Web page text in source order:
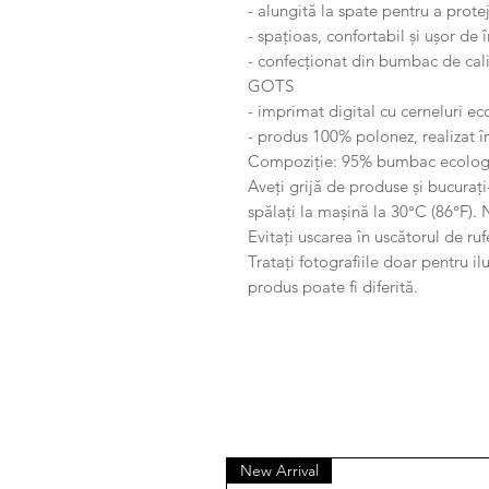
- alungită la spate pentru a
- spațioas, confortabil și ușor de
- confecționat din bumbac de
GOTS
- imprimat digital cu cerneluri
- produs 100% polonez, realizat
Compoziție: 95% bumbac
Aveți grijă de produse și
spălați la mașină la 30°C
Evitați uscarea în uscătorul de
Tratați fotografiile doar pentru
produs poate fi diferită.
New Arrival